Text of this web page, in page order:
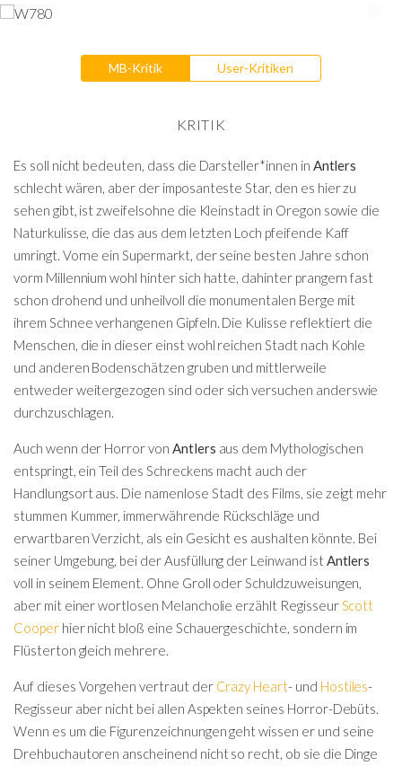
MB-Kritik User-Kritiken
KRITIK
Es soll nicht bedeuten, dass die Darsteller*innen in Antlers
schlecht wären, aber der imposanteste Star, den es hier zu
sehen gibt, ist zweifelsohne die Kleinstadt in Oregon sowie die
Naturkulisse, die das aus dem letzten Loch pfeifende Kaff
umringt. Vorne ein Supermarkt, der seine besten Jahre schon
vorm Millennium wohl hinter sich hatte, dahinter prangern fast
schon drohend und unheilvoll die monumentalen Berge mit
ihrem Schnee verhangenen Gipfeln. Die Kulisse reflektiert die
Menschen, die in dieser einst wohl reichen Stadt nach Kohle
und anderen Bodenschätzen gruben und mittlerweile
entweder weitergezogen sind oder sich versuchen anderswie
durchzuschlagen.
Auch wenn der Horror von Antlers aus dem Mythologischen
entspringt, ein Teil des Schreckens macht auch der
Handlungsort aus. Die namenlose Stadt des Films, sie zeigt mehr
stummen Kummer, immerwährende Rückschläge und
erwartbaren Verzicht, als ein Gesicht es aushalten könnte. Bei
seiner Umgebung, bei der Ausfüllung der Leinwand ist Antlers
voll in seinem Element. Ohne Groll oder Schuldzuweisungen,
aber mit einer wortlosen Melancholie erzählt Regisseur Scott
Cooper hier nicht bloß eine Schauergeschichte, sondern im
Flüsterton gleich mehrere.
Auf dieses Vorgehen vertraut der Crazy Heart- und Hostiles-
Regisseur aber nicht bei allen Aspekten seines Horror-Debüts.
Wenn es um die Figurenzeichnungen geht wissen er und seine
Drehbuchautoren anscheinend nicht so recht, ob sie die Dinge